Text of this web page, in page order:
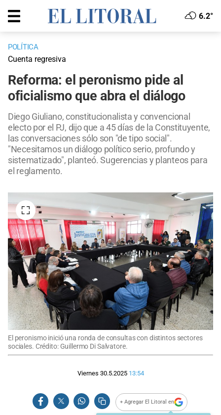
6.2°
POLÍTICA
Cuenta regresiva
Reforma: el peronismo pide al
oficialismo que abra el diálogo
Diego Giuliano, constitucionalista y convencional
electo por el PJ, dijo que a 45 días de la Constituyente,
las conversaciones sólo son "de tipo social".
"Necesitamos un diálogo político serio, profundo y
sistematizado", planteó. Sugerencias y planteos para
el reglamento.
El peronismo inició una ronda de consultas con distintos sectores
sociales. Crédito: Guillermo Di Salvatore.
Viernes 30.5.2025 13:54
+ Agregar El Litoral en